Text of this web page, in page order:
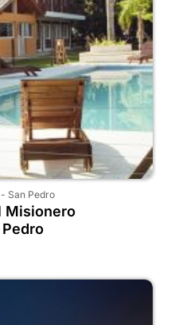
San Pedro
Misionero